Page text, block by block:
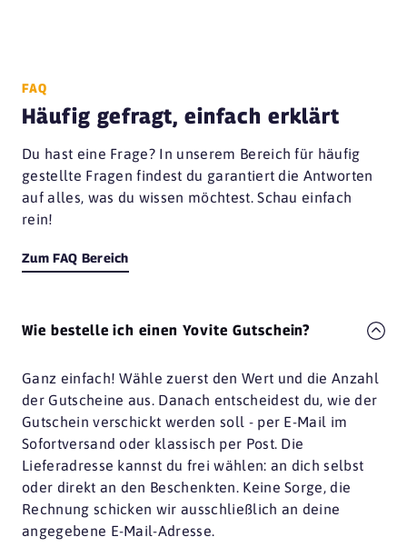
FAQ
Häufig gefragt, einfach erklärt
Du hast eine Frage? In unserem Bereich für häufig
gestellte Fragen findest du garantiert die Antworten
auf alles, was du wissen möchtest. Schau einfach
rein!
Zum FAQ Bereich
Wie bestelle ich einen Yovite Gutschein?
Ganz einfach! Wähle zuerst den Wert und die Anzahl
der Gutscheine aus. Danach entscheidest du, wie der
Gutschein verschickt werden soll - per E-Mail im
Sofortversand oder klassisch per Post. Die
Lieferadresse kannst du frei wählen: an dich selbst
oder direkt an den Beschenkten. Keine Sorge, die
Rechnung schicken wir ausschließlich an deine
angegebene E-Mail-Adresse.